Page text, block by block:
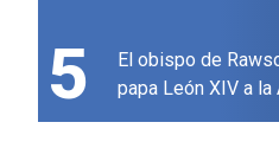
5
El obispo de
papa León XIV a la